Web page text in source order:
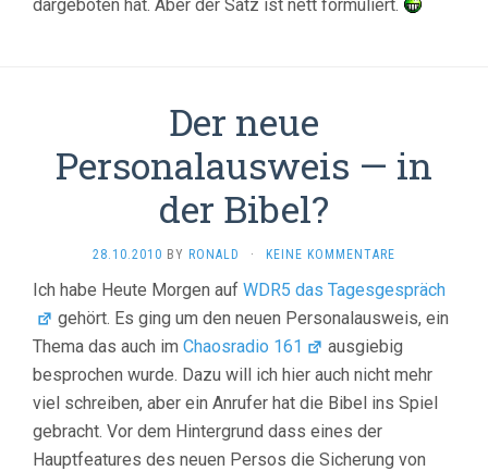
dargeboten hat. Aber der Satz ist nett formuliert.
Der neue
Personalausweis — in
der Bibel?
28.10.2010 BY RONALD · KEINE KOMMENTARE
Ich habe Heute Morgen auf WDR5 das Tagesgespräch
gehört. Es ging um den neuen Personalausweis, ein
Thema das auch im Chaosradio 161
ausgiebig
besprochen wurde. Dazu will ich hier auch nicht mehr
viel schreiben, aber ein Anrufer hat die Bibel ins Spiel
gebracht. Vor dem Hintergrund dass eines der
Hauptfeatures des neuen Persos die Sicherung von